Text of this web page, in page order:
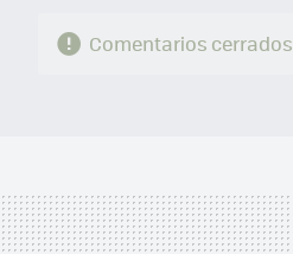
Comentarios cerrados